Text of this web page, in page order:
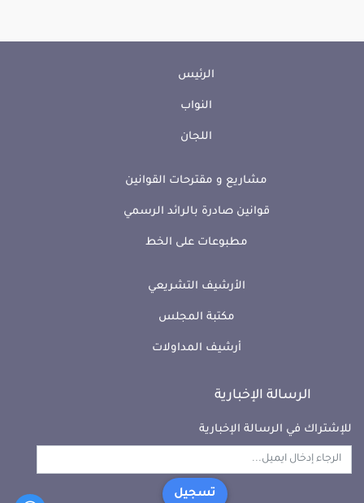
الرئيس
النواب
اللجان
مشاريع و مقترحات القوانين
قوانين صادرة بالرائد الرسمي
مطبوعات على الخط
الأرشيف التشريعي
مكتبة المجلس
أرشيف المداولات
الرسالة الإخبارية
للإشتراك في الرسالة الإخبارية
تسجيل